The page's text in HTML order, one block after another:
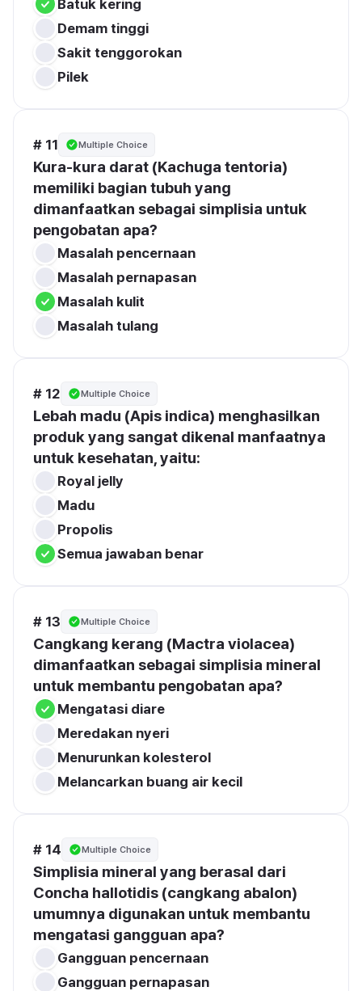
Batuk kering
Demam tinggi
Sakit tenggorokan
Pilek
# 11 Multiple Choice
Kura-kura darat (Kachuga tentoria)
memiliki bagian tubuh yang
dimanfaatkan sebagai simplisia untuk
pengobatan apa?
Masalah pencernaan
Masalah pernapasan
Masalah kulit
Masalah tulang
# 12 Multiple Choice
Lebah madu (Apis indica) menghasilkan
produk yang sangat dikenal manfaatnya
untuk kesehatan, yaitu:
Royal jelly
Madu
Propolis
Semua jawaban benar
# 13 Multiple Choice
Cangkang kerang (Mactra violacea)
dimanfaatkan sebagai simplisia mineral
untuk membantu pengobatan apa?
Mengatasi diare
Meredakan nyeri
Menurunkan kolesterol
Melancarkan buang air kecil
# 14 Multiple Choice
Simplisia mineral yang berasal dari
Concha hallotidis (cangkang abalon)
umumnya digunakan untuk membantu
mengatasi gangguan apa?
Gangguan pencernaan
Gangguan pernapasan